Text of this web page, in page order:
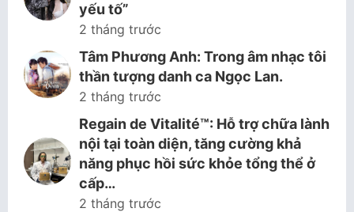
yếu tố”
2 tháng trước
Tâm Phương Anh: Trong âm nhạc tôi
thần tượng danh ca Ngọc Lan.
2 tháng trước
Regain de Vitalité™: Hỗ trợ chữa lành
nội tại toàn diện, tăng cường khả
năng phục hồi sức khỏe tổng thể ở
cấp…
2 tháng trước